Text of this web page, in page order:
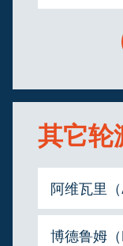
其它轮
阿维瓦里
博德鲁姆